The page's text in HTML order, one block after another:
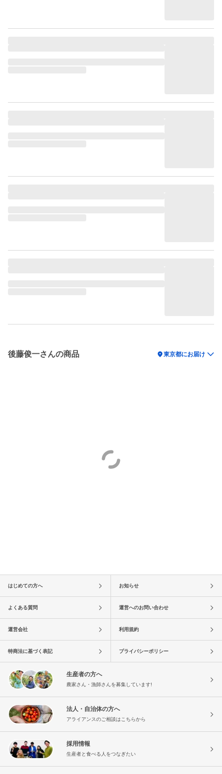
後藤俊一さんの商品 location_on東京都にお届け
はじめての方へ お知らせ
よくある質問 運営へのお問い合わせ
運営会社 利用規約
特商法に基づく表記 プライバシーポリシー
生産者の方へ
農家さん・漁師さんを募集しています!
法人・自治体の方へ
アライアンスのご相談はこちらから
採用情報
生産者と食べる人をつなぎたい